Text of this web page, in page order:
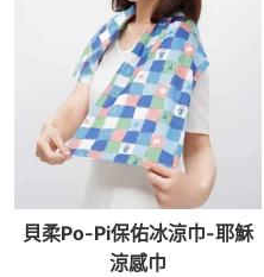
貝柔Po-Pi保佑冰涼巾-耶穌
涼感巾